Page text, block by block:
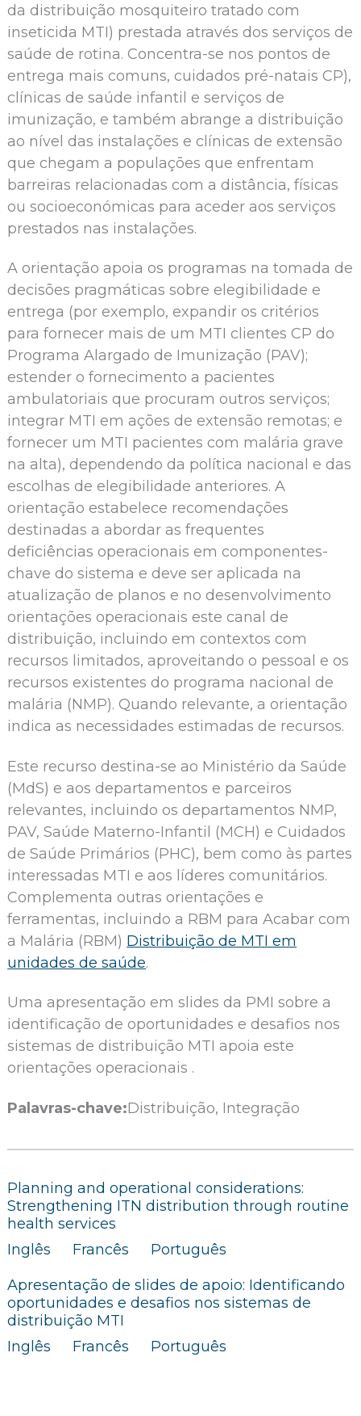
da distribuição mosquiteiro tratado com
inseticida MTI) prestada através dos serviços de
saúde de rotina. Concentra-se nos pontos de
entrega mais comuns, cuidados pré-natais CP),
clínicas de saúde infantil e serviços de
imunização, e também abrange a distribuição
ao nível das instalações e clínicas de extensão
que chegam a populações que enfrentam
barreiras relacionadas com a distância, físicas
ou socioeconómicas para aceder aos serviços
prestados nas instalações.
A orientação apoia os programas na tomada de
decisões pragmáticas sobre elegibilidade e
entrega (por exemplo, expandir os critérios
para fornecer mais de um MTI clientes CP do
Programa Alargado de Imunização (PAV);
estender o fornecimento a pacientes
ambulatoriais que procuram outros serviços;
integrar MTI em ações de extensão remotas; e
fornecer um MTI pacientes com malária grave
na alta), dependendo da política nacional e das
escolhas de elegibilidade anteriores. A
orientação estabelece recomendações
destinadas a abordar as frequentes
deficiências operacionais em componentes-
chave do sistema e deve ser aplicada na
atualização de planos e no desenvolvimento
orientações operacionais este canal de
distribuição, incluindo em contextos com
recursos limitados, aproveitando o pessoal e os
recursos existentes do programa nacional de
malária (NMP). Quando relevante, a orientação
indica as necessidades estimadas de recursos.
Este recurso destina-se ao Ministério da Saúde
(MdS) e aos departamentos e parceiros
relevantes, incluindo os departamentos NMP,
PAV, Saúde Materno-Infantil (MCH) e Cuidados
de Saúde Primários (PHC), bem como às partes
interessadas MTI e aos líderes comunitários.
Complementa outras orientações e
ferramentas, incluindo a RBM para Acabar com
a Malária (RBM) Distribuição de MTI em
unidades de saúde.
Uma apresentação em slides da PMI sobre a
identificação de oportunidades e desafios nos
sistemas de distribuição MTI apoia este
orientações operacionais .
Palavras-chave:Distribuição, Integração
Planning and operational considerations:
Strengthening ITN distribution through routine
health services
Inglês
Francês
Português
Apresentação de slides de apoio: Identificando
oportunidades e desafios nos sistemas de
distribuição MTI
Inglês
Francês Português